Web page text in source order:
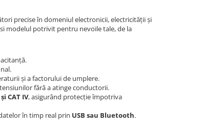
precise în domeniul electronicii, electricității și
modelul potrivit pentru nevoile tale, de la
și a factorului de umplere.
fără a atinge conductorii.
CAT IV, asigurând protecție împotriva
în timp real prin USB sau Bluetooth.